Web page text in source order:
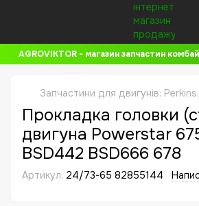
AGROVIKTOR - магазин запчастин
Запчастини для двигунів:
Прокладка головки
двигуна Powerstar
BSD442 BSD666 678
Артикул: 24/73-65 82855144